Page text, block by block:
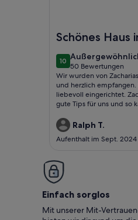
Schönes Haus
wunderbarer
Umgebung
1010 von 10
50 Bewertungen
(50
bewertungen)
Wir wurden von
und herzlich empfangen.
liebevoll eingerichtet.
gute Tips für uns und so
Kaffee macht, was
vieles mehr. Die drei
liebenswert. Vielen Dank
Ralph T.
Aufenthalt im Sept. 2024
Einfach sorglos
Mit unserer Mit-